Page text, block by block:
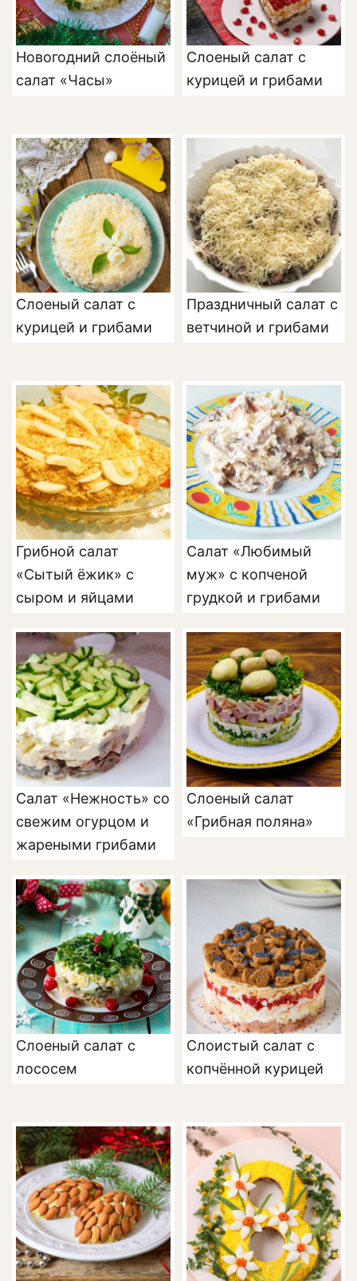
Новогодний слоёный
салат «Часы»
Слоеный салат с
курицей и грибами
Слоеный салат с
курицей и грибами
Праздничный салат с
ветчиной и грибами
Грибной салат
«Сытый ёжик» с
сыром и яйцами
Салат «Любимый
муж» с копченой
грудкой и грибами
Салат «Нежность» со
свежим огурцом и
жареными грибами
Слоеный салат
«Грибная поляна»
Слоеный салат с
лососем
Слоистый салат с
копчённой курицей